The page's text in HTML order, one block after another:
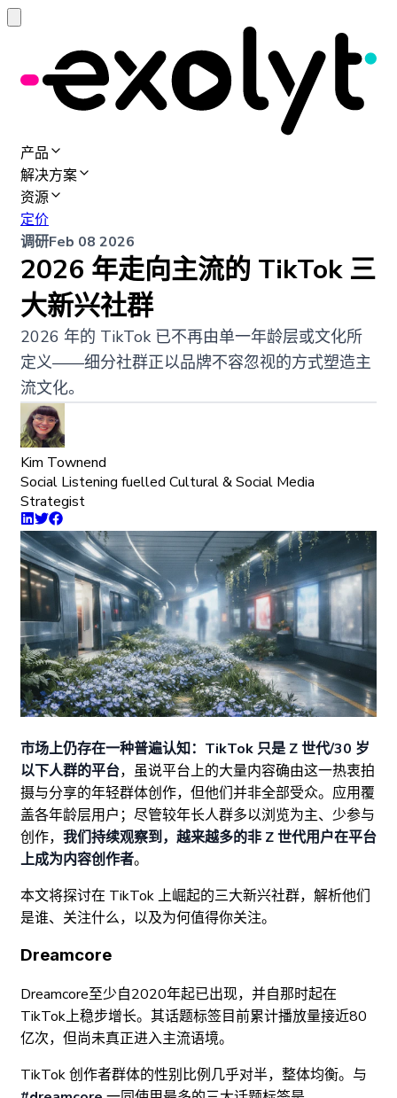
产品
解决方案
资源
定价
调研Feb 08 2026
2026 年走向主流的 TikTok 三
大新兴社群
2026 年的 TikTok 已不再由单一年龄层或文化所
定义——细分社群正以品牌不容忽视的方式塑造主
流文化。
Kim Townend
Social Listening fuelled Cultural & Social Media
Strategist
市场上仍存在一种普遍认知：TikTok 只是 Z 世代/30 岁
以下人群的平台，虽说平台上的大量内容确由这一热衷拍
摄与分享的年轻群体创作，但他们并非全部受众。应用覆
盖各年龄层用户；尽管较年长人群多以浏览为主、少参与
创作， 我们持续观察到，越来越多的非 Z 世代用户在平台
上成为内容创作者。
本文将探讨在 TikTok 上崛起的三大新兴社群，解析他们
是谁、关注什么，以及为何值得你关注。
Dreamcore
Dreamcore至少自2020年起已出现，并自那时起在
TikTok上稳步增长。其话题标签目前累计播放量接近80
亿次，但尚未真正进入主流语境。
TikTok 创作者群体的性别比例几乎对半，整体均衡。与